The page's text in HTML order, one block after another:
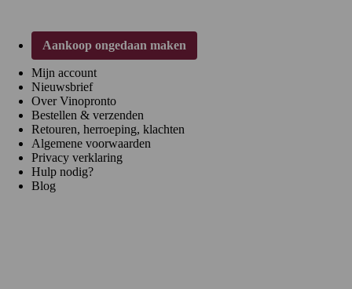
Aankoop ongedaan maken
Mijn account
Nieuwsbrief
Over Vinopronto
Bestellen & verzenden
Retouren, herroeping, klachten
Algemene voorwaarden
Privacy verklaring
Hulp nodig?
Blog